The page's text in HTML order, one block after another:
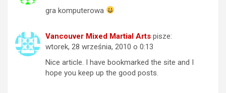
gra komputerowa
Vancouver Mixed Martial Arts pisze:
wtorek, 28 września, 2010 o 0:13
Nice article. I have bookmarked the site and I
hope you keep up the good posts.